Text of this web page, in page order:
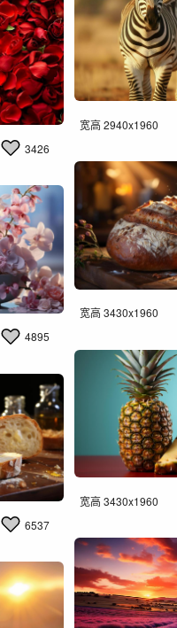
宽高 2940x1960
3426
宽高 3430x1960
4895
宽高 3430x1960
6537